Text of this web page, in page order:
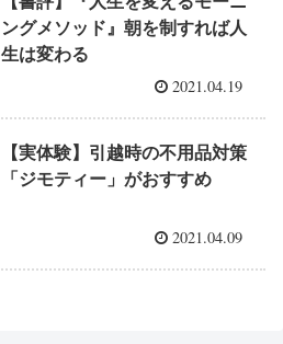
ングメソッド』朝を制すれば人
生は変わる
2021.04.19
【実体験】引越時の不用品対策
「ジモティー」がおすすめ
2021.04.09